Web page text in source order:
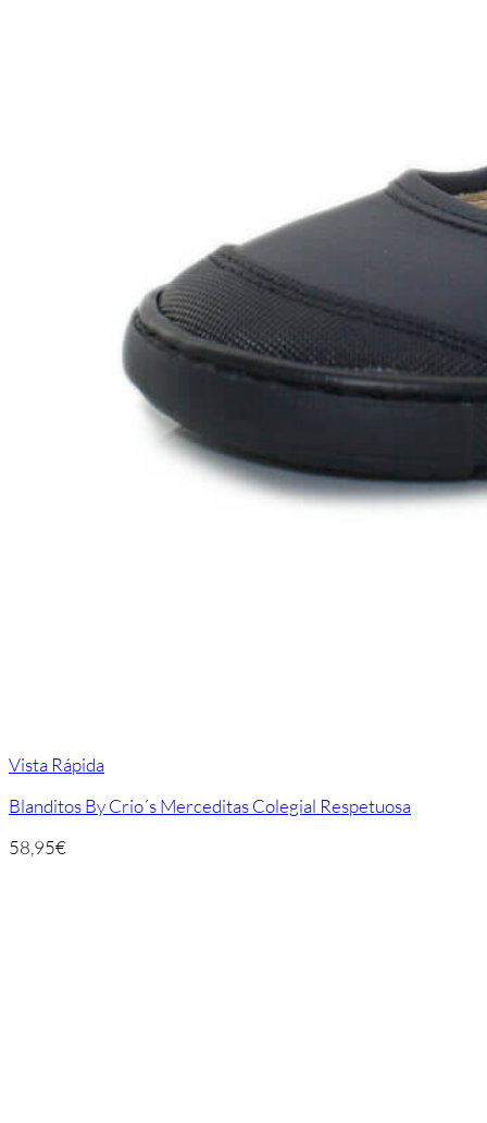
Vista Rápida
Blanditos By Crio´s Merceditas Colegial Respetuosa
58,95€